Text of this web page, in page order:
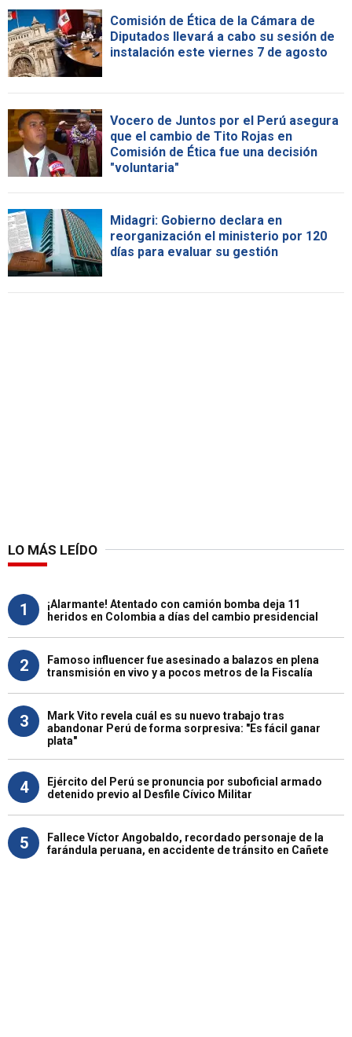
Comisión de Ética de la Cámara de
Diputados llevará a cabo su sesión de
instalación este viernes 7 de agosto
Vocero de Juntos por el Perú asegura
que el cambio de Tito Rojas en
Comisión de Ética fue una decisión
"voluntaria"
Midagri: Gobierno declara en
reorganización el ministerio por 120
días para evaluar su gestión
LO MÁS LEÍDO
1
¡Alarmante! Atentado con camión bomba deja 11
heridos en Colombia a días del cambio presidencial
2
Famoso influencer fue asesinado a balazos en plena
transmisión en vivo y a pocos metros de la Fiscalía
3
Mark Vito revela cuál es su nuevo trabajo tras
abandonar Perú de forma sorpresiva: "Es fácil ganar
plata"
4
Ejército del Perú se pronuncia por suboficial armado
detenido previo al Desfile Cívico Militar
5
Fallece Víctor Angobaldo, recordado personaje de la
farándula peruana, en accidente de tránsito en Cañete